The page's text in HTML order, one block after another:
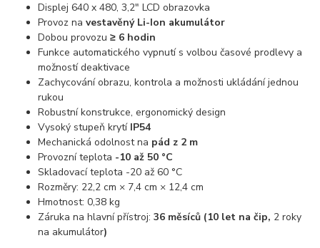
Displej 640 x 480, 3,2" LCD obrazovka
Provoz navestavěný Li-Ion akumulátor
Dobou provozu≥ 6 hodin
Funkce automatického vypnutí s volbou časové prodlevy a
možností deaktivace
Zachycování obrazu, kontrola a možnosti ukládání jednou
rukou
Robustní konstrukce, ergonomický design
Vysoký stupeň krytí IP54
Mechanická odolnost na pád z 2 m
Provozní teplota -10 až 50 °C
Skladovací teplota -20 až 60 °C
Rozměry: 22,2 cm × 7,4 cm × 12,4 cm
Hmotnost: 0,38 kg
Záruka na hlavní přístroj:36 měsíců (10 let na čip, 2 roky
na akumulátor)